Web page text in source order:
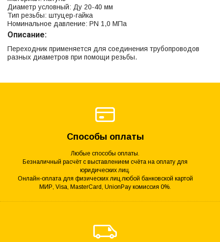
Диаметр условный: Ду 20-40 мм
Тип резьбы: штуцер-гайка
Номинальное давление: PN 1,0 МПа
Описание:
Переходник применяется для соединения трубопроводов
разных диаметров при помощи резьбы.
Способы оплаты
Любые способы оплаты.
Безналичный расчёт с выставлением счёта на оплату для
юридических лиц.
Онлайн-оплата для физических лиц любой банковской картой
МИР, Visa, MasterCard, UnionPay комиссия 0%.